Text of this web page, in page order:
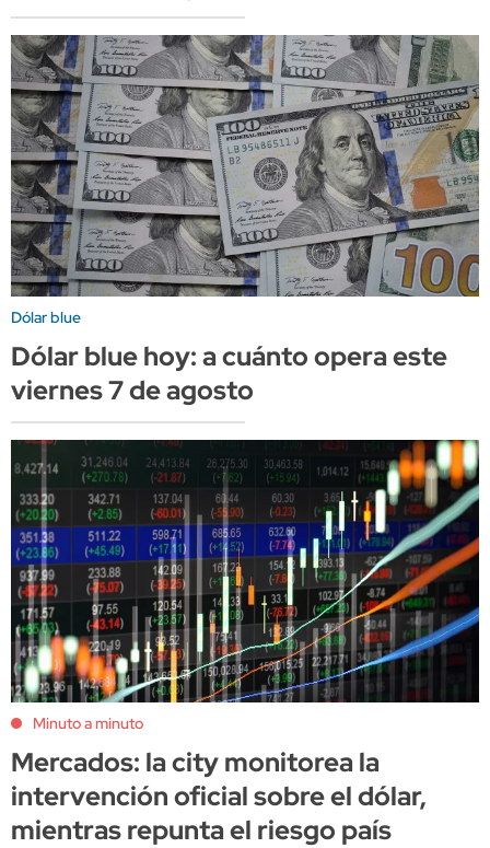
Dólar blue
Dólar blue hoy: a cuánto opera este
viernes 7 de agosto
Minuto a minuto
Mercados: la city monitorea la
intervención oficial sobre el dólar,
mientras repunta el riesgo país